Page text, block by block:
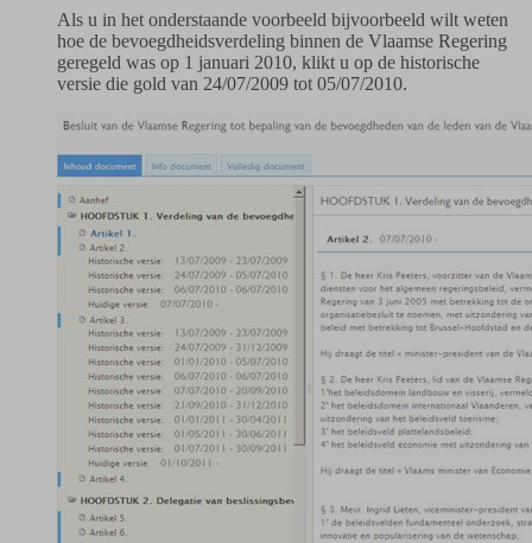
Als u in het onderstaande voorbeeld bijvoorbeeld wilt weten
hoe de bevoegdheidsverdeling binnen de Vlaamse Regering
geregeld was op 1 januari 2010, klikt u op de historische
versie die gold van 24/07/2009 tot 05/07/2010.